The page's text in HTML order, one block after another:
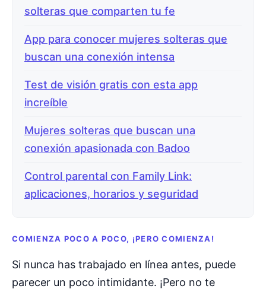
solteras que comparten tu fe
App para conocer mujeres solteras que
buscan una conexión intensa
Test de visión gratis con esta app
increíble
Mujeres solteras que buscan una
conexión apasionada con Badoo
Control parental con Family Link:
aplicaciones, horarios y seguridad
COMIENZA POCO A POCO, ¡PERO COMIENZA!
Si nunca has trabajado en línea antes, puede
parecer un poco intimidante. ¡Pero no te